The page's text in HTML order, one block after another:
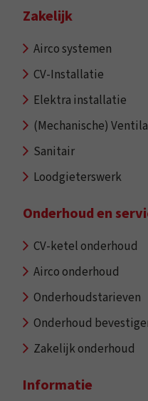
Zakelijk
Airco systemen
CV-Installatie
Elektra installatie
(Mechanische)
Sanitair
Loodgieterswerk
Onderhoud en
CV-ketel onderhoud
Airco onderhoud
Onderhoudstarieven
Onderhoud
Zakelijk onderhoud
Informatie